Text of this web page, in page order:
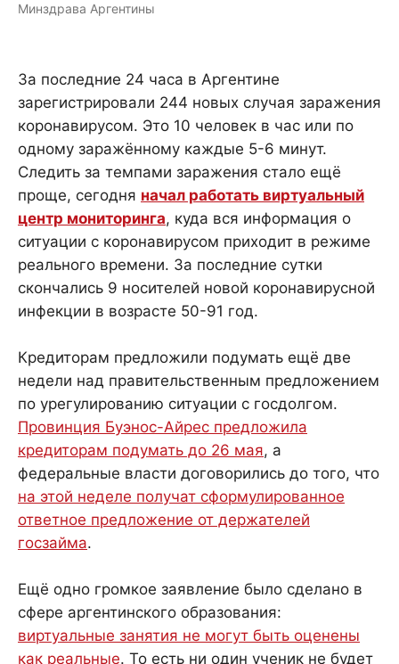
Минздрава Аргентины
За последние 24 часа в Аргентине
зарегистрировали 244 новых случая заражения
коронавирусом. Это 10 человек в час или по
одному заражённому каждые 5-6 минут.
Следить за темпами заражения стало ещё
проще, сегодня начал работать виртуальный
центр мониторинга, куда вся информация о
ситуации с коронавирусом приходит в режиме
реального времени. За последние сутки
скончались 9 носителей новой коронавирусной
инфекции в возрасте 50-91 год.
Кредиторам предложили подумать ещё две
недели над правительственным предложением
по урегулированию ситуации с госдолгом.
Провинция Буэнос-Айрес предложила
кредиторам подумать до 26 мая, а
федеральные власти договорились до того, что
на этой неделе получат сформулированное
ответное предложение от держателей
госзайма.
Ещё одно громкое заявление было сделано в
сфере аргентинского образования:
виртуальные занятия не могут быть оценены
как реальные. То есть ни один ученик не будет